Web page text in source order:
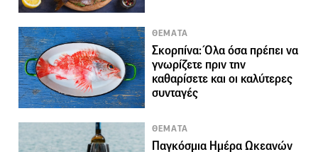
ΘΕΜΑΤΑ
Σκορπίνα: Όλα όσα πρέπει να
γνωρίζετε πριν την
καθαρίσετε και οι καλύτερες
συνταγές
ΘΕΜΑΤΑ
Παγκόσμια Ημέρα Ωκεανών